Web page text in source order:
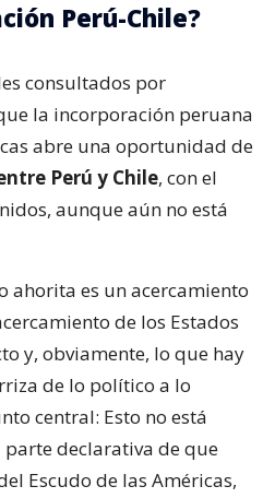
Perú-Chile?
consultados por
la incorporación peruana
abre una oportunidad de
Perú y Chile, con el
aunque aún no está
ahorita es un acercamiento
de los Estados
y, obviamente, lo que hay
de lo político a lo
central: Esto no está
declarativa de que
Escudo de las Américas,